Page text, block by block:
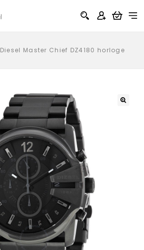
Diesel Master Chief DZ4180 horloge